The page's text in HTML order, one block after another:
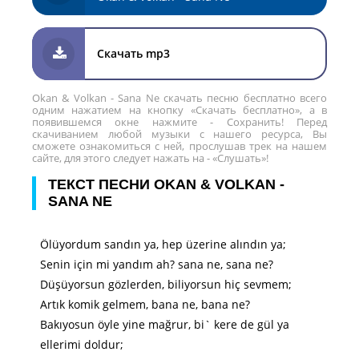
Скачать mp3
Okan & Volkan - Sana Ne скачать песню бесплатно всего
одним нажатием на кнопку «Скачать бесплатно», а в
появившемся окне нажмите - Сохранить! Перед
скачиванием любой музыки с нашего ресурса, Вы
сможете ознакомиться с ней, прослушав трек на нашем
сайте, для этого следует нажать на - «Слушать»!
ТЕКСТ ПЕСНИ OKAN & VOLKAN -
SANA NE
Ölüyordum sandın ya, hep üzerine alındın ya;
Senin için mi yandım ah? sana ne, sana ne?
Düşüyorsun gözlerden, biliyorsun hiç sevmem;
Artık komik gelmem, bana ne, bana ne?
Bakıyosun öyle yine mağrur, bi` kere de gül ya
ellerimi doldur;